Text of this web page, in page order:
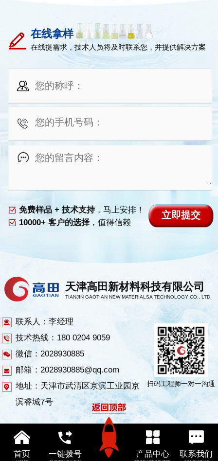
在线拿样
在线提需求，技术人员将及时联系您，并提供解决方案
免费样品 + 技术支持，马上安排！
10000+ 客户的选择，值得信赖
天津高田新材料科技有限公司
TIANJIN GAOTIAN NEW MATERIALSA TECHNOLOGY CO., LTD.
联系人：李经理
技术热线：180 0204 9059
微信：2028930885
邮箱：2028930885@qq.com
地址：天津市武清区京滨工业园京
滨睿城7号
扫码工程师一对一沟通
首页 一键拨号 产品中心 联系我们